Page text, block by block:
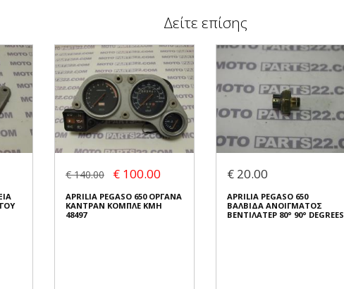
Δείτε επίσης
€ 140.00 € 100.00
APRILIA PEGASO 650 ΟΡΓΑΝΑ
ΚΑΝΤΡΑΝ ΚΟΜΠΛΕ KMH
48497
€ 20.00
APRILIA PEGASO 650
ΒΑΛΒΙΔΑ ΑΝΟΙΓΜΑΤΟΣ
ΒΕΝΤΙΛΑΤΕΡ 80° 90° DEGREES